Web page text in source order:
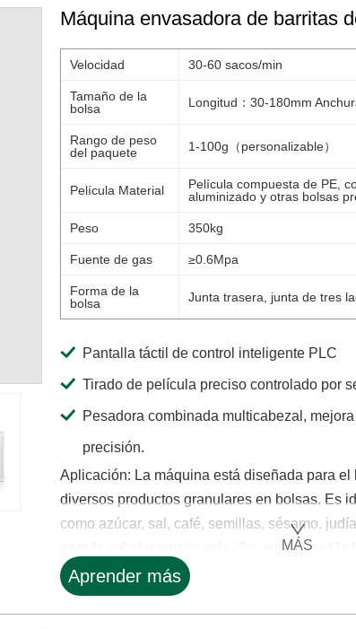
Máquina envasadora de barritas
Velocidad 30-60 sacos/min
Tamaño de la
bolsa
Longitud：30-180mm
Rango de peso
del paquete
1-100g（personalizable）
Película Material
Película compuesta de PE,
aluminizado y otras bolsas
Peso 350kg
Fuente de gas ≥0.6Mpa
Forma de la
bolsa
Junta trasera, junta de tres
Pantalla táctil de control inteligente PLC
Tirado de película preciso controlado por
Pesadora combinada multicabezal,
precisión.
Aplicación: La máquina está diseñada para el
diversos productos granulares en bolsas. Es
como azúcar, sal, café, semillas, sésamo,
para la salud y mucho más. Su versatilidad la
MÁS
Aprender más